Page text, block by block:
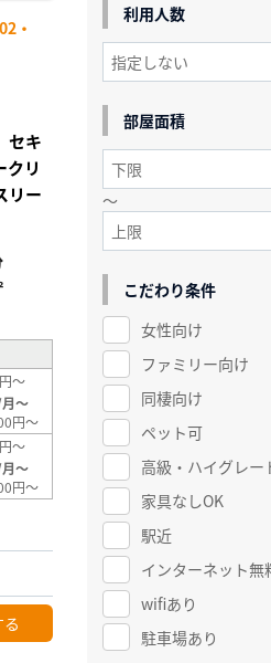
・
セキ
クリ
リー
～
～
円～
～
～
円～
利用人数
部屋面積
～
こだわり条件
女性向け
ファミリー向け
同棲向け
ペット可
高級・ハイグレー
家具なしOK
駅近
インターネット無
wifiあり
駐車場あり